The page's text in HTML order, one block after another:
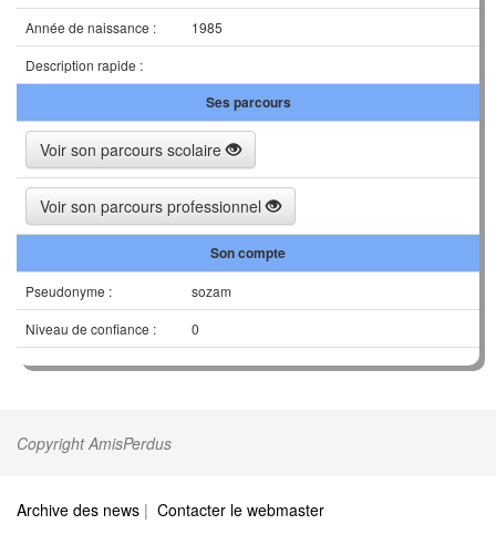
Année de naissance :
1985
Description rapide :
Ses parcours
Voir son parcours scolaire
Voir son parcours professionnel
Son compte
Pseudonyme :
sozam
Niveau de confiance :
0
Copyright AmisPerdus
Archive des news | Contacter le webmaster